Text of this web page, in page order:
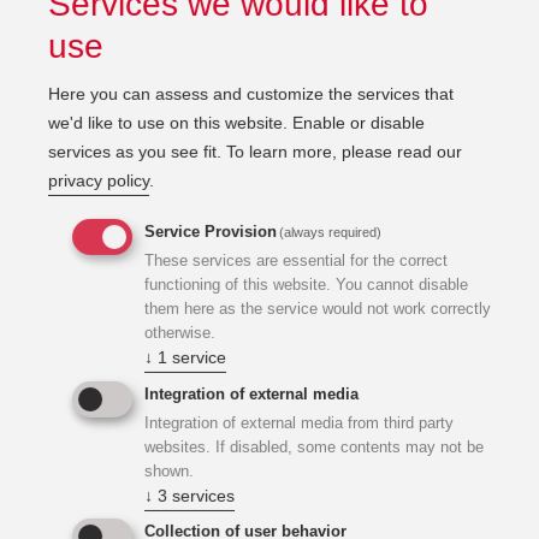
Das Bauwerk
Das Gebäude gliedert sich in einen Verwaltungstrakt, die
Fahrzeughalle, einen Werkstätten- und Lagertrakt und den
Schlauchturm. Entsprechend dem Einsatzablauf wurden
use
Here you can assess and customize the services that
we'd like to use on this website. Enable or disable
services as you see fit. To learn more, please read our
privacy policy.
Service Provision(always required)
These services are essential for the correct
functioning of this website. You cannot disable
them here as the service would not work correctly
otherwise.
↓ 1 service
Integration of external media
Integration of external media from third party
websites. If disabled, some contents may not be
shown.
↓ 3 services
Collection of user behavior